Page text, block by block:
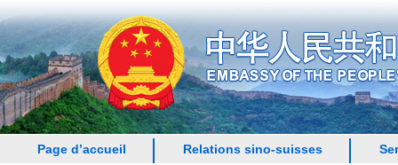
Page d’accueil Relations sino-suisses